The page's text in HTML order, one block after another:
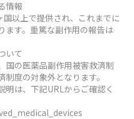
情報
以上で提供され、これまでに
ます。重篤な副作用の報告は
いて
国の医薬品副作用被害救済制
度の対象外となります。
明は、下記URLからご確認く